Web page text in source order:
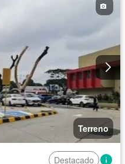
Terreno
Destacado